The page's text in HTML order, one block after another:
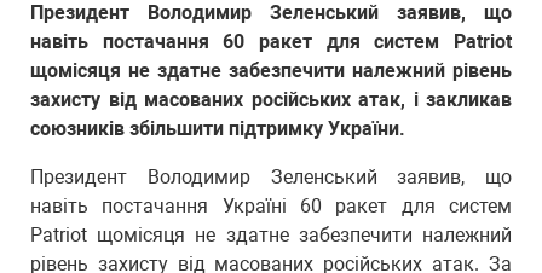
Президент Володимир Зеленський заявив, що
навіть постачання 60 ракет для систем Patriot
щомісяця не здатне забезпечити належний рівень
захисту від масованих російських атак, і закликав
союзників збільшити підтримку України.
Президент Володимир Зеленський заявив, що
навіть постачання Україні 60 ракет для систем
Patriot щомісяця не здатне забезпечити належний
рівень захисту від масованих російських атак. За